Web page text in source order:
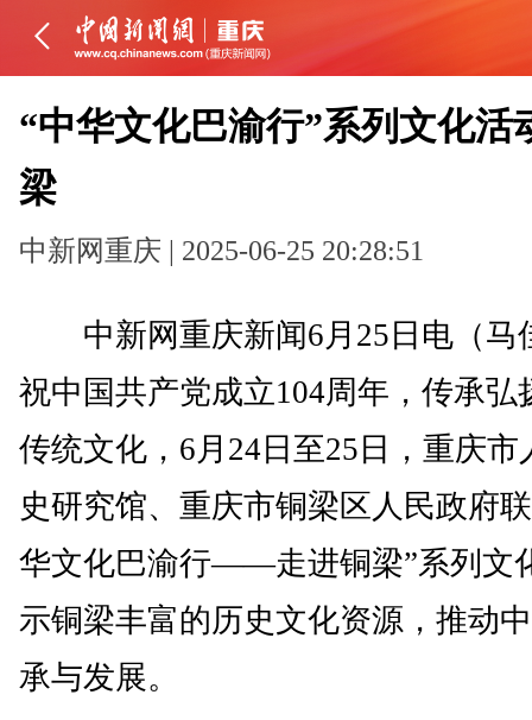
“中华文化巴渝行”系列文化活
梁
中新网重庆 | 2025-06-25 20:28:51
中新网重庆新闻6月25日电（马
祝中国共产党成立104周年，传承弘
传统文化，6月24日至25日，重庆市
史研究馆、重庆市铜梁区人民政府
华文化巴渝行——走进铜梁”系列文
示铜梁丰富的历史文化资源，推动
承与发展。